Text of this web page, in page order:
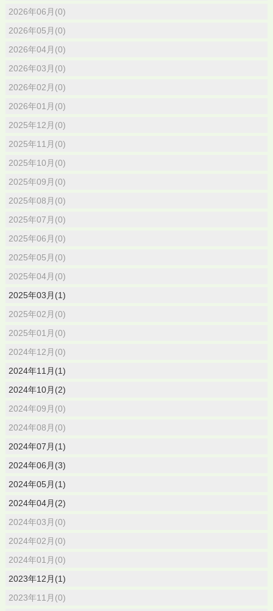
2026年06月(0)
2026年05月(0)
2026年04月(0)
2026年03月(0)
2026年02月(0)
2026年01月(0)
2025年12月(0)
2025年11月(0)
2025年10月(0)
2025年09月(0)
2025年08月(0)
2025年07月(0)
2025年06月(0)
2025年05月(0)
2025年04月(0)
2025年03月(1)
2025年02月(0)
2025年01月(0)
2024年12月(0)
2024年11月(1)
2024年10月(2)
2024年09月(0)
2024年08月(0)
2024年07月(1)
2024年06月(3)
2024年05月(1)
2024年04月(2)
2024年03月(0)
2024年02月(0)
2024年01月(0)
2023年12月(1)
2023年11月(0)